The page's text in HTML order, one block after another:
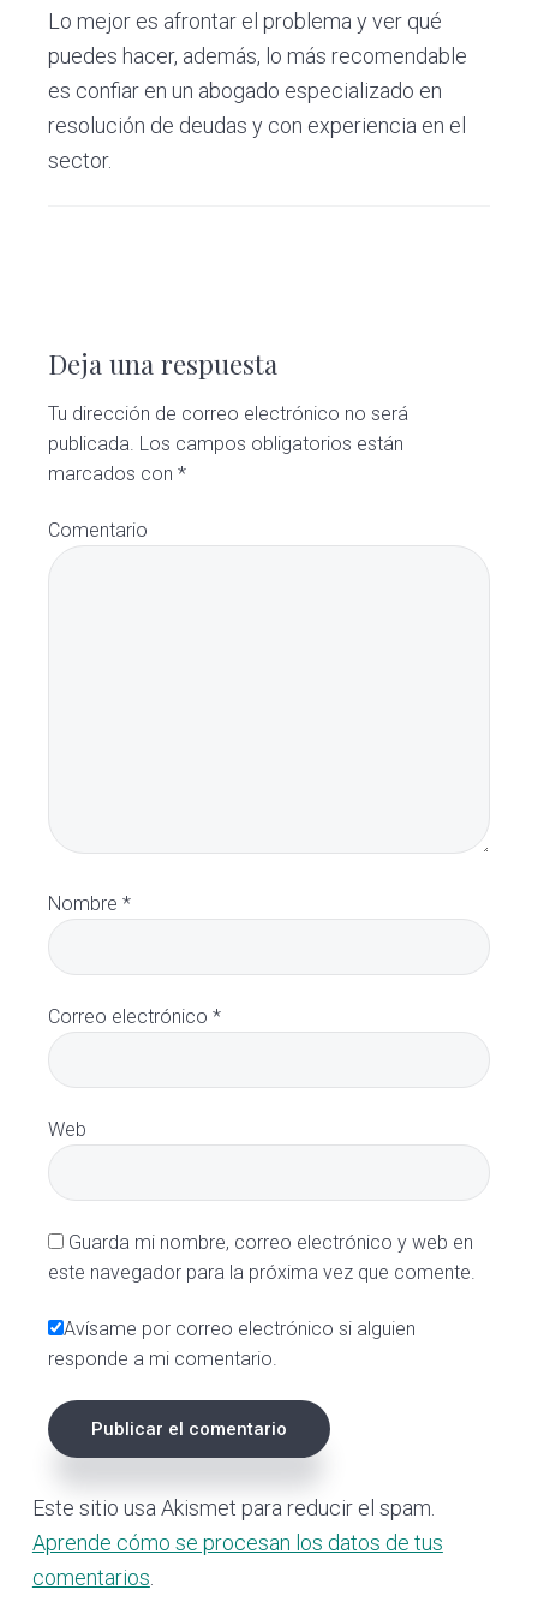
Lo mejor es afrontar el problema y ver qué
puedes hacer, además, lo más recomendable
es confiar en un abogado especializado en
resolución de deudas y con experiencia en el
sector.
con
los
lectores
Deja una respuesta
Tu dirección de correo electrónico no será
publicada. Los campos obligatorios están
marcados con*
Comentario
Nombre*
Correo electrónico*
Web
Guarda mi nombre, correo electrónico y web en
este navegador para la próxima vez que comente.
Avísame por correo electrónico si alguien
responde a mi comentario.
Este sitio usa Akismet para reducir el spam.
Aprende cómo se procesan los datos de tus
comentarios.